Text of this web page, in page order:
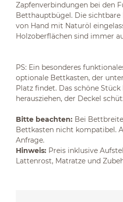
Zapfenverbindungen bei den
Betthauptbügel. Die sichtbare
von Hand mit Naturöl
Holzoberflächen sind immer
PS: Ein besonderes
optionale Bettkasten, der
Platz findet. Das schöne
herausziehen, der Deckel
Bitte beachten: Bei
Bettkasten nicht kompatibel.
Anfrage.
Hinweis: Preis inklusive
Lattenrost, Matratze und